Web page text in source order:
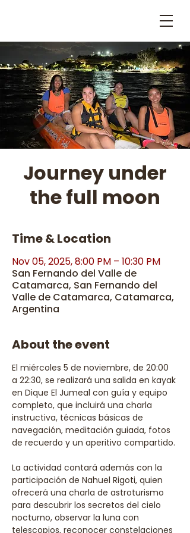
Journey under
the full moon
Time & Location
Nov 05, 2025, 8:00 PM – 10:30 PM
San Fernando del Valle de
Catamarca, San Fernando del
Valle de Catamarca, Catamarca,
Argentina
About the event
El miércoles 5 de noviembre, de 20:00
a 22:30, se realizará una salida en kayak
en Dique El Jumeal con guía y equipo
completo, que incluirá una charla
instructiva, técnicas básicas de
navegación, meditación guiada, fotos
de recuerdo y un aperitivo compartido.
La actividad contará además con la
participación de Nahuel Rigoti, quien
ofrecerá una charla de astroturismo
para descubrir los secretos del cielo
nocturno, observar la luna con
telescopios, reconocer constelaciones